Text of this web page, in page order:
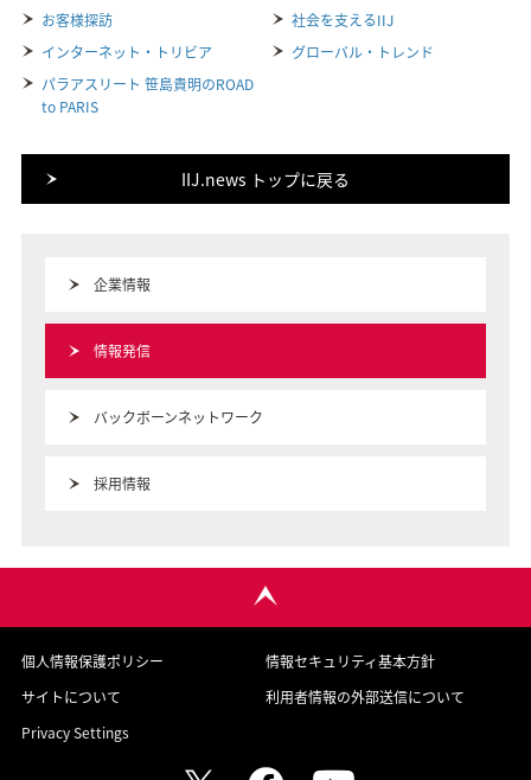
お客様探訪
社会を支えるIIJ
インターネット・トリビア
グローバル・トレンド
パラアスリート 笹島貴明のROAD
to PARIS
IIJ.news トップに戻る
企業情報
情報発信
バックボーンネットワーク
採用情報
個人情報保護ポリシー
情報セキュリティ基本方針
サイトについて
利用者情報の外部送信について
Privacy Settings